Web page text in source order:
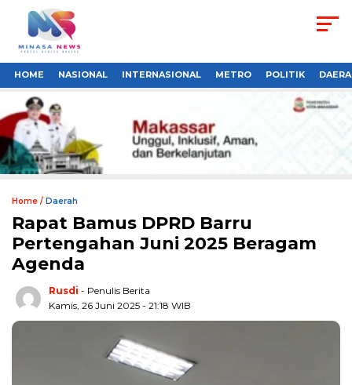
HOME NASIONAL INTERNASIONAL METRO POLITIK
Home / Daerah
Rapat Bamus DPRD Barru
Pertengahan Juni 2025 Beragam
Agenda
Rusdi - Penulis Berita
Kamis, 26 Juni 2025 - 21:18 WIB